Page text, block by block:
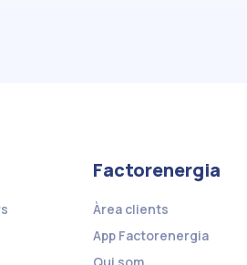
Factorenergia
Àrea clients
App Factorenergia